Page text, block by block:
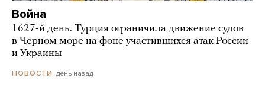
Война
1627-й день. Турция ограничила движение судов
в Черном море на фоне участившихся атак России
и Украины
НОВОСТИ день назад